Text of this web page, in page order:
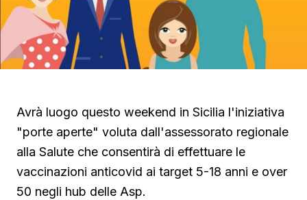
Avrà luogo questo weekend in Sicilia l'iniziativa
"porte aperte" voluta dall'assessorato regionale
alla Salute che consentirà di effettuare le
vaccinazioni anticovid ai target 5-18 anni e over
50 negli hub delle Asp.